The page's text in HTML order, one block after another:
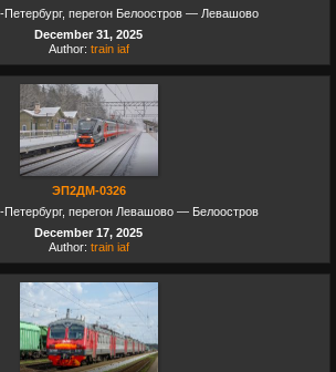
Петербург, перегон Белоостров — Левашово
December 31, 2025
Author: train iaf
ЭП2ДМ-0326
Петербург, перегон Левашово — Белоостров
December 17, 2025
Author: train iaf